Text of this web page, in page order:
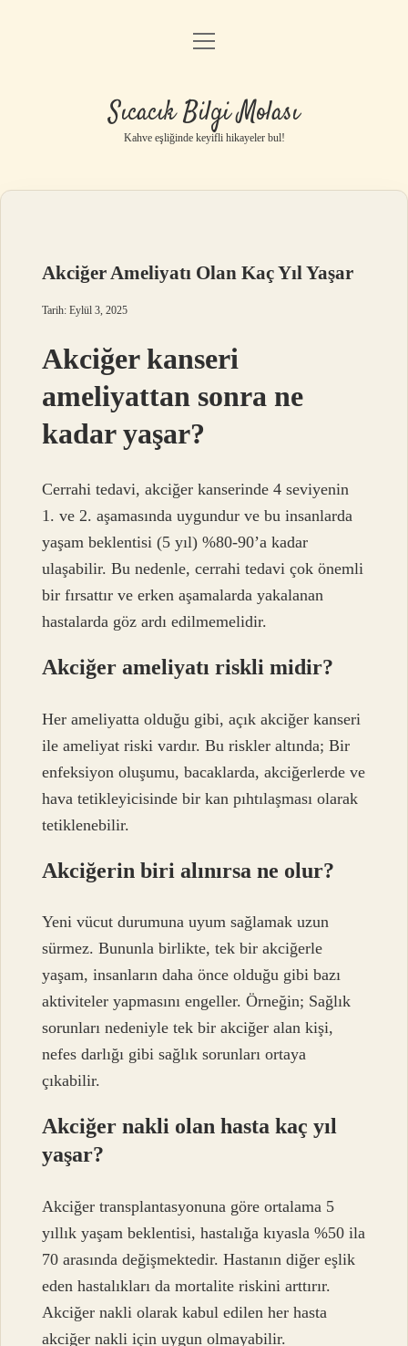
Anasayfa
Yasal Uyarı
menüyü
Sıcacık Bilgi Molası
Kahve eşliğinde keyifli hikayeler bul!
Akciğer Ameliyatı Olan Kaç Yıl Yaşar
Tarih: Eylül 3, 2025
Akciğer kanseri
ameliyattan sonra ne
kadar yaşar?
Cerrahi tedavi, akciğer kanserinde 4 seviyenin
1. ve 2. aşamasında uygundur ve bu insanlarda
yaşam beklentisi (5 yıl) %80-90’a kadar
ulaşabilir. Bu nedenle, cerrahi tedavi çok önemli
bir fırsattır ve erken aşamalarda yakalanan
hastalarda göz ardı edilmemelidir.
Akciğer ameliyatı riskli midir?
Her ameliyatta olduğu gibi, açık akciğer kanseri
ile ameliyat riski vardır. Bu riskler altında; Bir
enfeksiyon oluşumu, bacaklarda, akciğerlerde ve
hava tetikleyicisinde bir kan pıhtılaşması olarak
tetiklenebilir.
Akciğerin biri alınırsa ne olur?
Yeni vücut durumuna uyum sağlamak uzun
sürmez. Bununla birlikte, tek bir akciğerle
yaşam, insanların daha önce olduğu gibi bazı
aktiviteler yapmasını engeller. Örneğin; Sağlık
sorunları nedeniyle tek bir akciğer alan kişi,
nefes darlığı gibi sağlık sorunları ortaya
çıkabilir.
Akciğer nakli olan hasta kaç yıl
yaşar?
Akciğer transplantasyonuna göre ortalama 5
yıllık yaşam beklentisi, hastalığa kıyasla %50 ila
70 arasında değişmektedir. Hastanın diğer eşlik
eden hastalıkları da mortalite riskini arttırır.
Akciğer nakli olarak kabul edilen her hasta
akciğer nakli için uygun olmayabilir.